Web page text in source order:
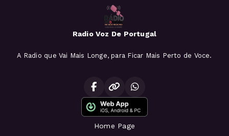
Radio Voz De Portugal
A Radio que Vai Mais Longe, para Ficar Mais Perto de Voce.
Home Page